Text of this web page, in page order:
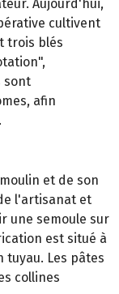
Aujourd'hui,
cultivent
trois blés
sont
afin
et de son
l'artisanat et
une semoule sur
est situé à
tuyau. Les pâtes
collines